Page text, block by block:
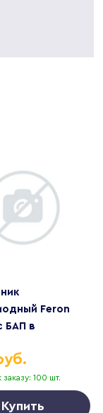
Feron
БАП в
IP65 белый
100 шт.
Купить